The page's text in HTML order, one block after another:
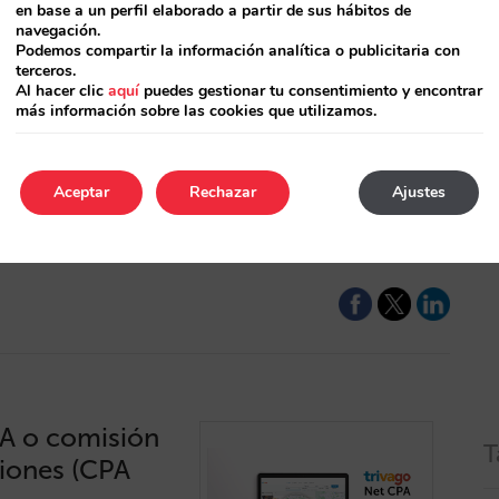
donde
en Google
ya que son
por tu hotel.…
o comisión
(CPA
en base a un perfil elaborado a partir de sus hábitos de
navegación.
Podemos compartir la información analítica o publicitaria con
terceros.
Al hacer clic aquípuedes gestionar tu consentimiento y encontrar
más información sobre las cookies que utilizamos.
Aceptar Ajustes
Rechazar